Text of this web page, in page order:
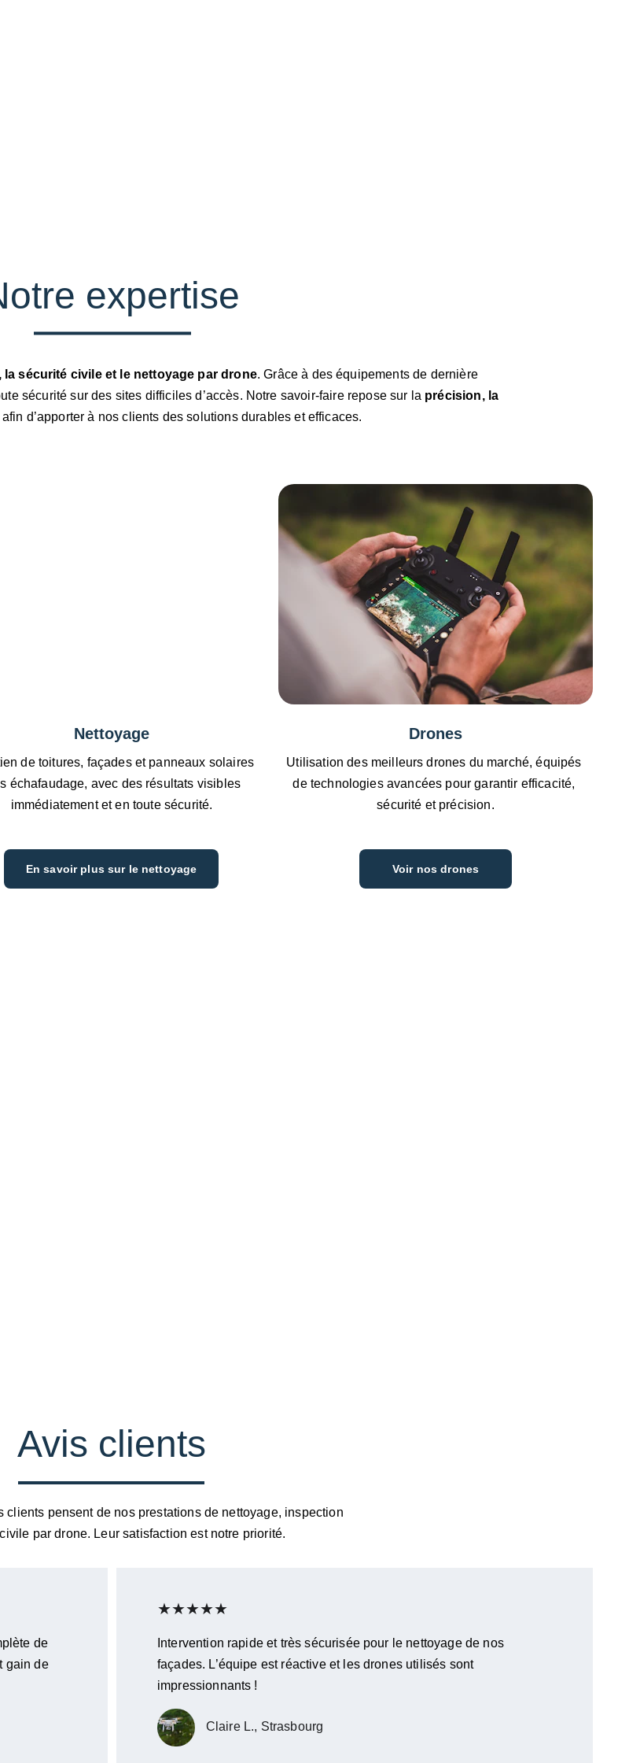
expertise
la sécurité civile et le nettoyage par drone. Grâce à des équipements de dernière
sécurité sur des sites difficiles d’accès. Notre savoir-faire repose sur la précision, la
afin d’apporter à nos clients des solutions durables et efficaces.
de toitures, façades et panneaux solaires
échafaudage, avec des résultats visibles
immédiatement et en toute sécurité.
Utilisation des meilleurs drones du marché, équipés
de technologies avancées pour garantir efficacité,
sécurité et précision.
Drones
Nettoyage
En savoir plus sur le nettoyage Voir nos drones
Avis clients
clients pensent de nos prestations de nettoyage, inspection
par drone. Leur satisfaction est notre priorité.
Intervention rapide et très sécurisée pour le nettoyage de nos
façades. L’équipe est réactive et les drones utilisés sont
impressionnants !
Claire L., Strasbourg
de
gain de
★★★★★